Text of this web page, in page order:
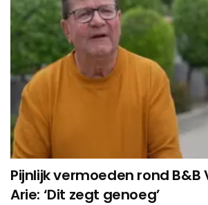
Pijnlijk vermoeden rond B&B
Arie: ‘Dit zegt genoeg’